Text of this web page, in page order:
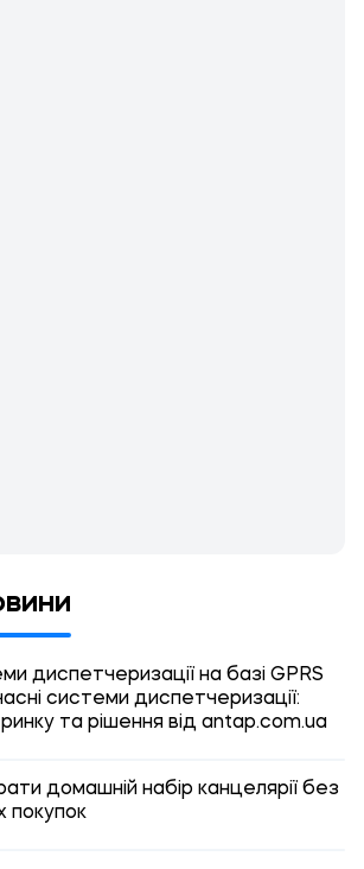
диспетчеризації на базі GPRS
системи диспетчеризації:
та рішення від antap.com.ua
домашній набір канцелярії без
покупок